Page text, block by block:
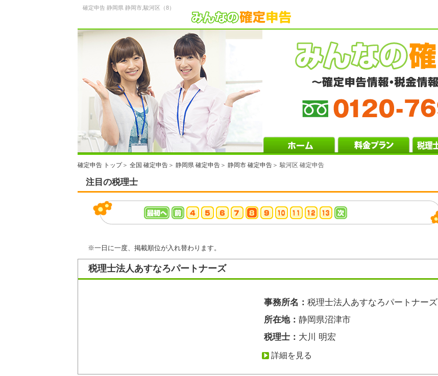
確定申告 静岡県 静岡市,駿河区（8）
確定申告 トップ＞ 全国 確定申告 ＞ 静岡県 確定申告 ＞ 静岡市 確定申告 ＞ 駿河区 確定申告
注目の税理士
※一日に一度、掲載順位が入れ替わります。
税理士法人あすなろパートナーズ
事務所名： 税理士法人あすなろパートナーズ
所在地： 静岡県沼津市
税理士： 大川 明宏
詳細を見る